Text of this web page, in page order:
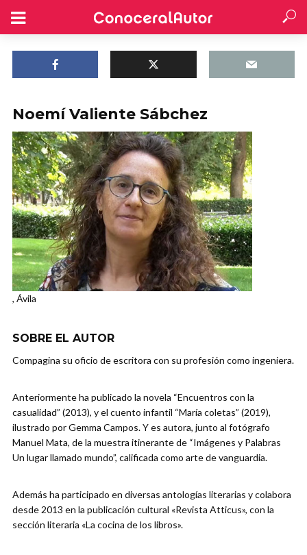
Noemí Valiente Sábchez
, Ávila
SOBRE EL AUTOR
Compagina su oficio de escritora con su profesión como ingeniera.
Anteriormente ha publicado la novela “Encuentros con la
casualidad” (2013), y el cuento infantil “María coletas” (2019),
ilustrado por Gemma Campos. Y es autora, junto al fotógrafo
Manuel Mata, de la muestra itinerante de “Imágenes y Palabras
Un lugar llamado mundo”, calificada como arte de vanguardia.
Además ha participado en diversas antologías literarias y colabora
desde 2013 en la publicación cultural «Revista Atticus», con la
sección literaria «La cocina de los libros».